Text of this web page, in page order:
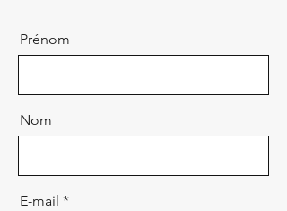
Prénom
Nom
E-mail